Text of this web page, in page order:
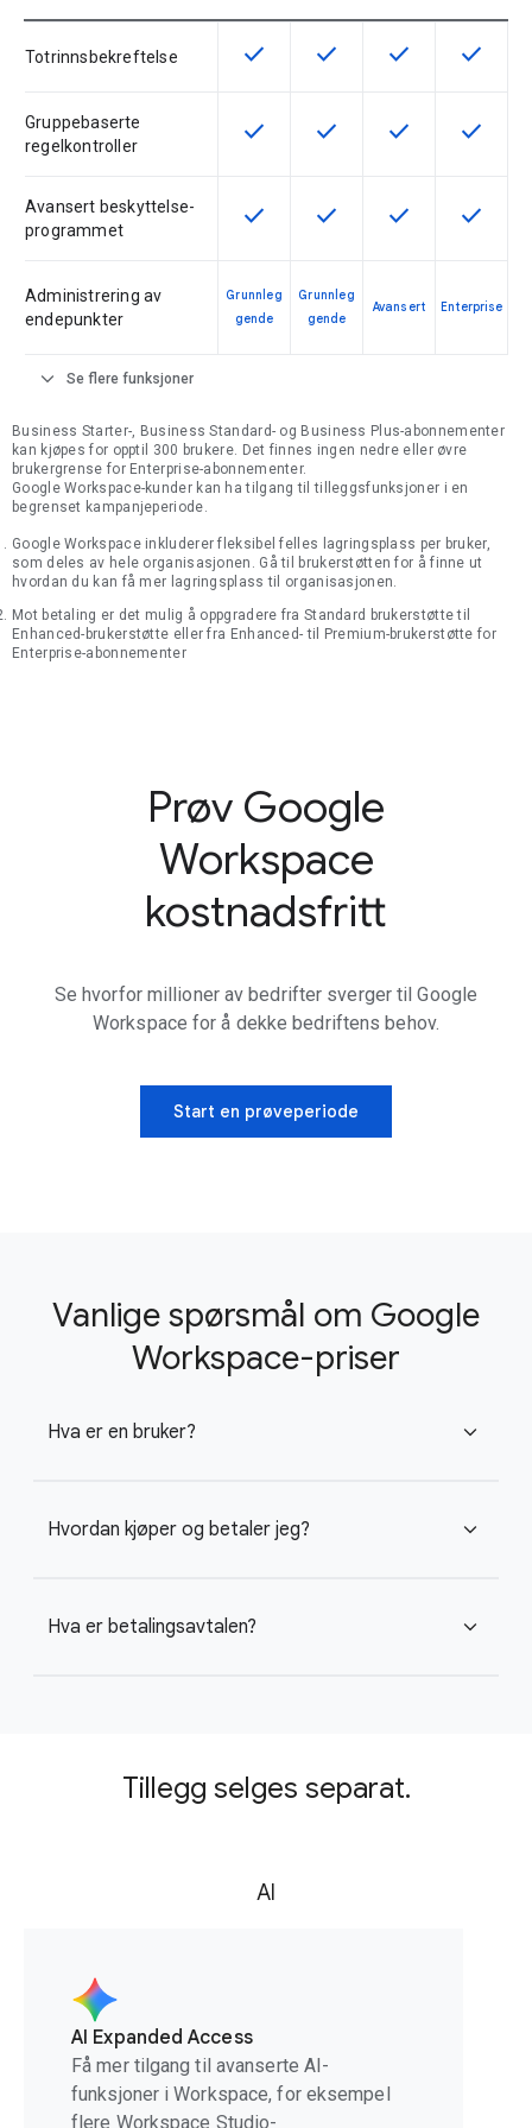
Totrinnsbekreftelse Denne funksjonen er tilgjengelig
check Denne funksjonen er
check Denne
check Denne
check
Gruppebaserte
regelkontroller
Denne funksjonen er tilgjengelig
check Denne funksjonen er
check Denne
check Denne
check
Avansert beskyttelse-
programmet
Denne funksjonen er tilgjengelig
check Denne funksjonen er
check Denne
check Denne
check
Administrering av
endepunkter
Grunnleg
gende
Grunnleg
gende
Avansert Enterprise
expand_more Se flere funksjoner
Business Starter-, Business Standard- og Business Plus-abonnementer
kan kjøpes for opptil 300 brukere. Det finnes ingen nedre eller øvre
brukergrense for Enterprise-abonnementer.
Google Workspace-kunder kan ha tilgang til tilleggsfunksjoner i en
begrenset kampanjeperiode.
Google Workspace inkluderer fleksibel felles lagringsplass per bruker,
som deles av hele organisasjonen. Gå til brukerstøtten for å finne ut
hvordan du kan få mer lagringsplass til organisasjonen.
Mot betaling er det mulig å oppgradere fra Standard brukerstøtte til
Enhanced-brukerstøtte eller fra Enhanced- til Premium-brukerstøtte for
Enterprise-abonnementer
Prøv Google
Workspace
kostnadsfritt
Se hvorfor millioner av bedrifter sverger til Google
Workspace for å dekke bedriftens behov.
Start en prøveperiode
Vanlige spørsmål om Google
Workspace-priser
Hva er en bruker? expand_more
Hvordan kjøper og betaler jeg? expand_more
Hva er betalingsavtalen? expand_more
Tillegg selges separat.
AI
AI Expanded Access
Få mer tilgang til avanserte AI-
funksjoner i Workspace, for eksempel
flere Workspace Studio-